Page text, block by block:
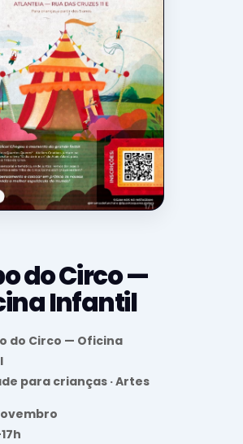
do Circo —
Infantil
do Circo — Oficina
para crianças · Artes